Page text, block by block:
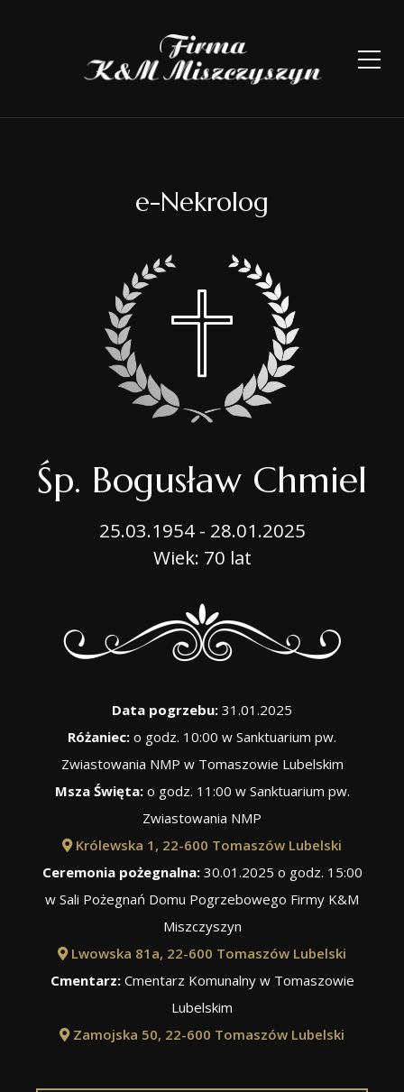
e-Nekrolog
Śp. Bogusław Chmiel
25.03.1954 - 28.01.2025
Wiek: 70 lat
Data pogrzebu: 31.01.2025
Różaniec: o godz. 10:00 w Sanktuarium pw.
Zwiastowania NMP w Tomaszowie Lubelskim
Msza Święta:o godz. 11:00 w Sanktuarium pw.
Zwiastowania NMP
Królewska 1, 22-600 Tomaszów Lubelski
Ceremonia pożegnalna:30.01.2025 o godz. 15:00
w Sali Pożegnań Domu Pogrzebowego Firmy K&M
Miszczyszyn
Lwowska 81a, 22-600 Tomaszów Lubelski
Cmentarz:Cmentarz Komunalny w Tomaszowie
Lubelskim
Zamojska 50, 22-600 Tomaszów Lubelski